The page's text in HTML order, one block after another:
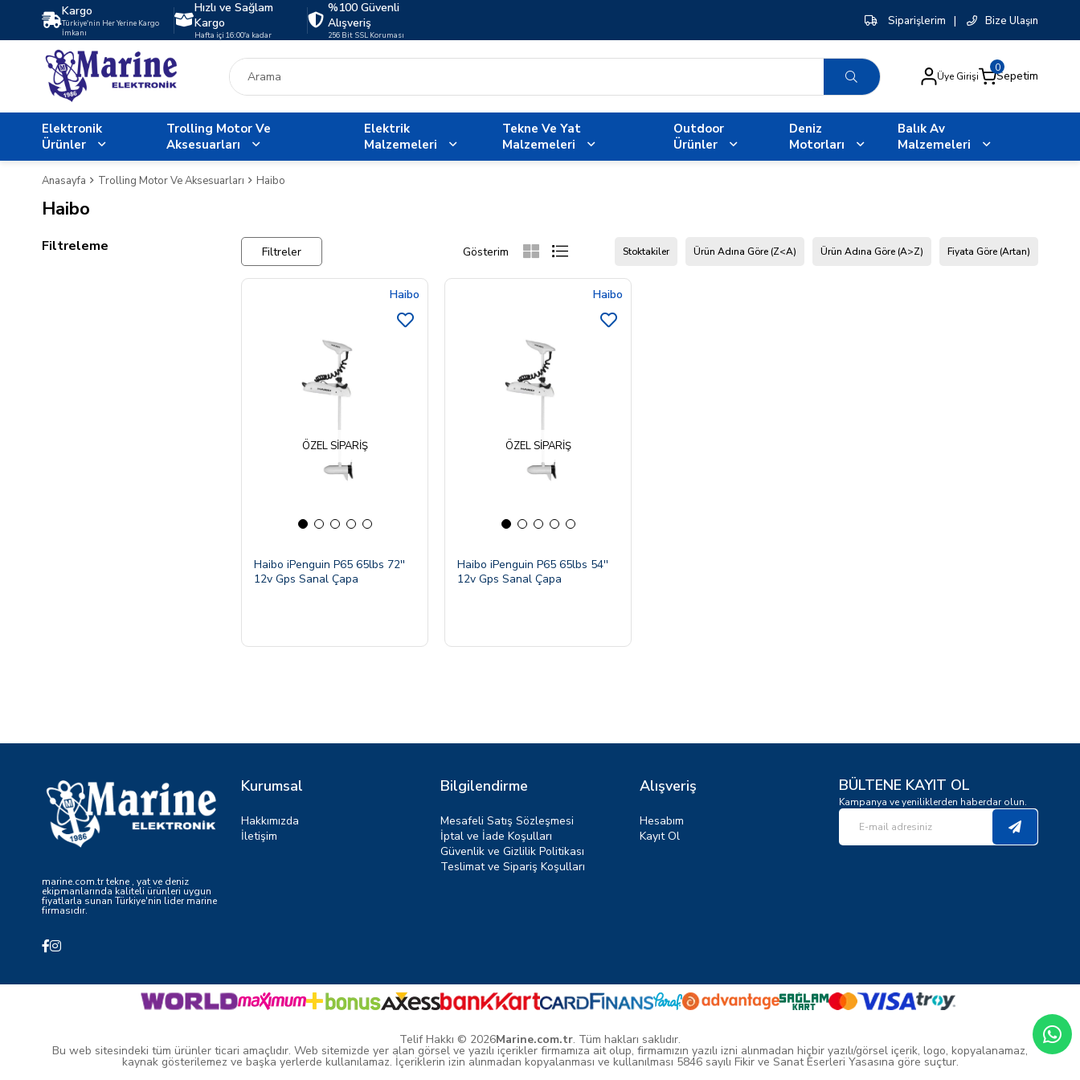
Kargo
Türkiye'nin Her Yerine Kargo
İmkanı
Hızlı ve Sağlam
Kargo
Hafta içi 16:00'a kadar
%100 Güvenli
Alışveriş
256 Bit SSL Koruması
Siparişlerim | Bize Ulaşın
Üye Girişi Sepetim
0
Elektronik
Ürünler
Trolling Motor Ve
Aksesuarları
Elektrik
Malzemeleri
Tekne Ve Yat
Malzemeleri
Outdoor
Ürünler
Deniz
Motorları
Balık Av
Malzemeleri
Anasayfa Trolling Motor Ve Aksesuarları Haibo
Haibo
Filtreleme Fiyata Göre (Artan)
Ürün Adına Göre (A>Z)
Ürün Adına Göre (Z<A)
Stoktakiler
Filtreler
ÖZEL SIPARIŞ
Haibo
Haibo iPenguin P65 65lbs 72''
12v Gps Sanal Çapa
ÖZEL SIPARIŞ
Haibo
Haibo iPenguin P65 65lbs 54''
12v Gps Sanal Çapa
marine.com.tr tekne , yat ve deniz
ekipmanlarında kaliteli ürünleri uygun
fiyatlarla sunan Türkiye'nin lider marine
firmasıdır.
Kurumsal
Hakkımızda
İletişim
Bilgilendirme
Mesafeli Satış Sözleşmesi
İptal ve İade Koşulları
Güvenlik ve Gizlilik Politikası
Teslimat ve Sipariş Koşulları
Alışveriş
Hesabım
Kayıt Ol
BÜLTENE KAYIT OL
Kampanya ve yeniliklerden haberdar olun.
Telif Hakkı © 2026Marine.com.tr. Tüm hakları saklıdır.
Bu web sitesindeki tüm ürünler ticari amaçlıdır. Web sitemizde yer alan görsel ve yazılı içerikler firmamıza ait olup, firmamızın yazılı izni alınmadan hiçbir yazılı/görsel içerik, logo, kopyalanamaz,
kaynak gösterilemez ve başka yerlerde kullanılamaz. İçeriklerin izin alınmadan kopyalanması ve kullanılması 5846 sayılı Fikir ve Sanat Eserleri Yasasına göre suçtur.